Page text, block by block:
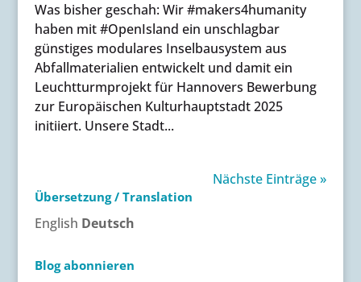
Was bisher geschah: Wir #makers4humanity
haben mit #OpenIsland ein unschlagbar
günstiges modulares Inselbausystem aus
Abfallmaterialien entwickelt und damit ein
Leuchtturmprojekt für Hannovers Bewerbung
zur Europäischen Kulturhauptstadt 2025
initiiert. Unsere Stadt...
Nächste Einträge »
Übersetzung / Translation
English Deutsch
Blog abonnieren